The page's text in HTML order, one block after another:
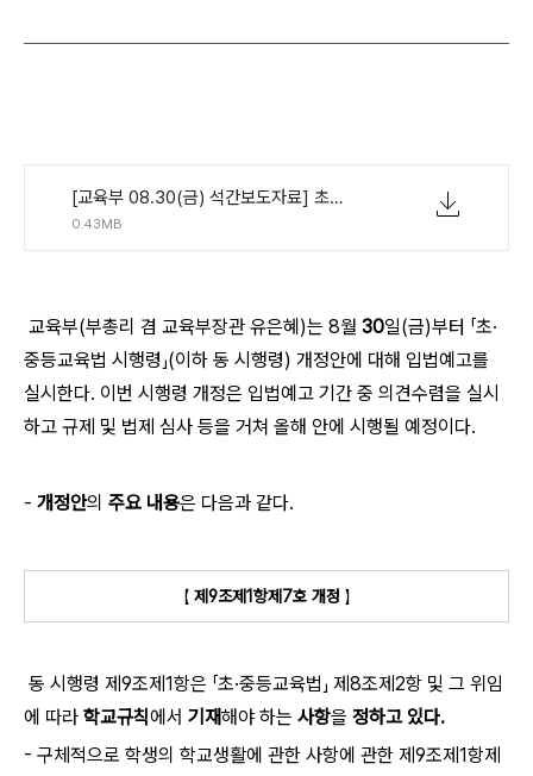
[교육부 08.30(금) 석간보도자료] 초중등교육법 시행령 일부개정안 입법예고.pdf
0.43MB
교육부(부총리 겸 교육부장관 유은혜)는 8월 30일(금)부터 「초·
중등교육법 시행령」(이하 동 시행령) 개정안에 대해 입법예고를
실시한다. 이번 시행령 개정은 입법예고 기간 중 의견수렴을 실시
하고 규제 및 법제 심사 등을 거쳐 올해 안에 시행될 예정이다.
- 개정안의 주요 내용은 다음과 같다.
【 제9조제1항제7호 개정 】
동 시행령 제9조제1항은 「초·중등교육법」 제8조제2항 및 그 위임
에 따라 학교규칙에서 기재해야 하는 사항을 정하고 있다.
- 구체적으로 학생의 학교생활에 관한 사항에 관한 제9조제1항제